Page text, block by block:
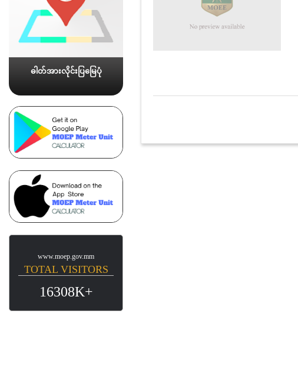
ဓါတ်အားလိုင်းပြမြေပုံ
www.moep.gov.mm
TOTAL VISITORS
16308K+